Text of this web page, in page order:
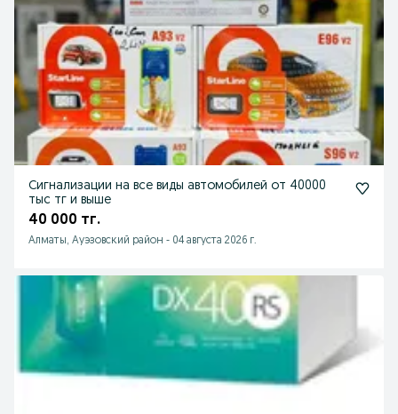
Сигнализации на все виды автомобилей от 40000
тыс тг и выше
40 000 тг.
Алматы, Ауэзовский район - 04 августа 2026 г.